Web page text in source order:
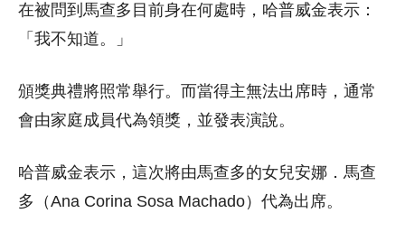
在被問到馬查多目前身在何處時，哈普威金表示：
「我不知道。」
頒獎典禮將照常舉行。而當得主無法出席時，通常
會由家庭成員代為領獎，並發表演說。
哈普威金表示，這次將由馬查多的女兒安娜．馬查
多（Ana Corina Sosa Machado）代為出席。